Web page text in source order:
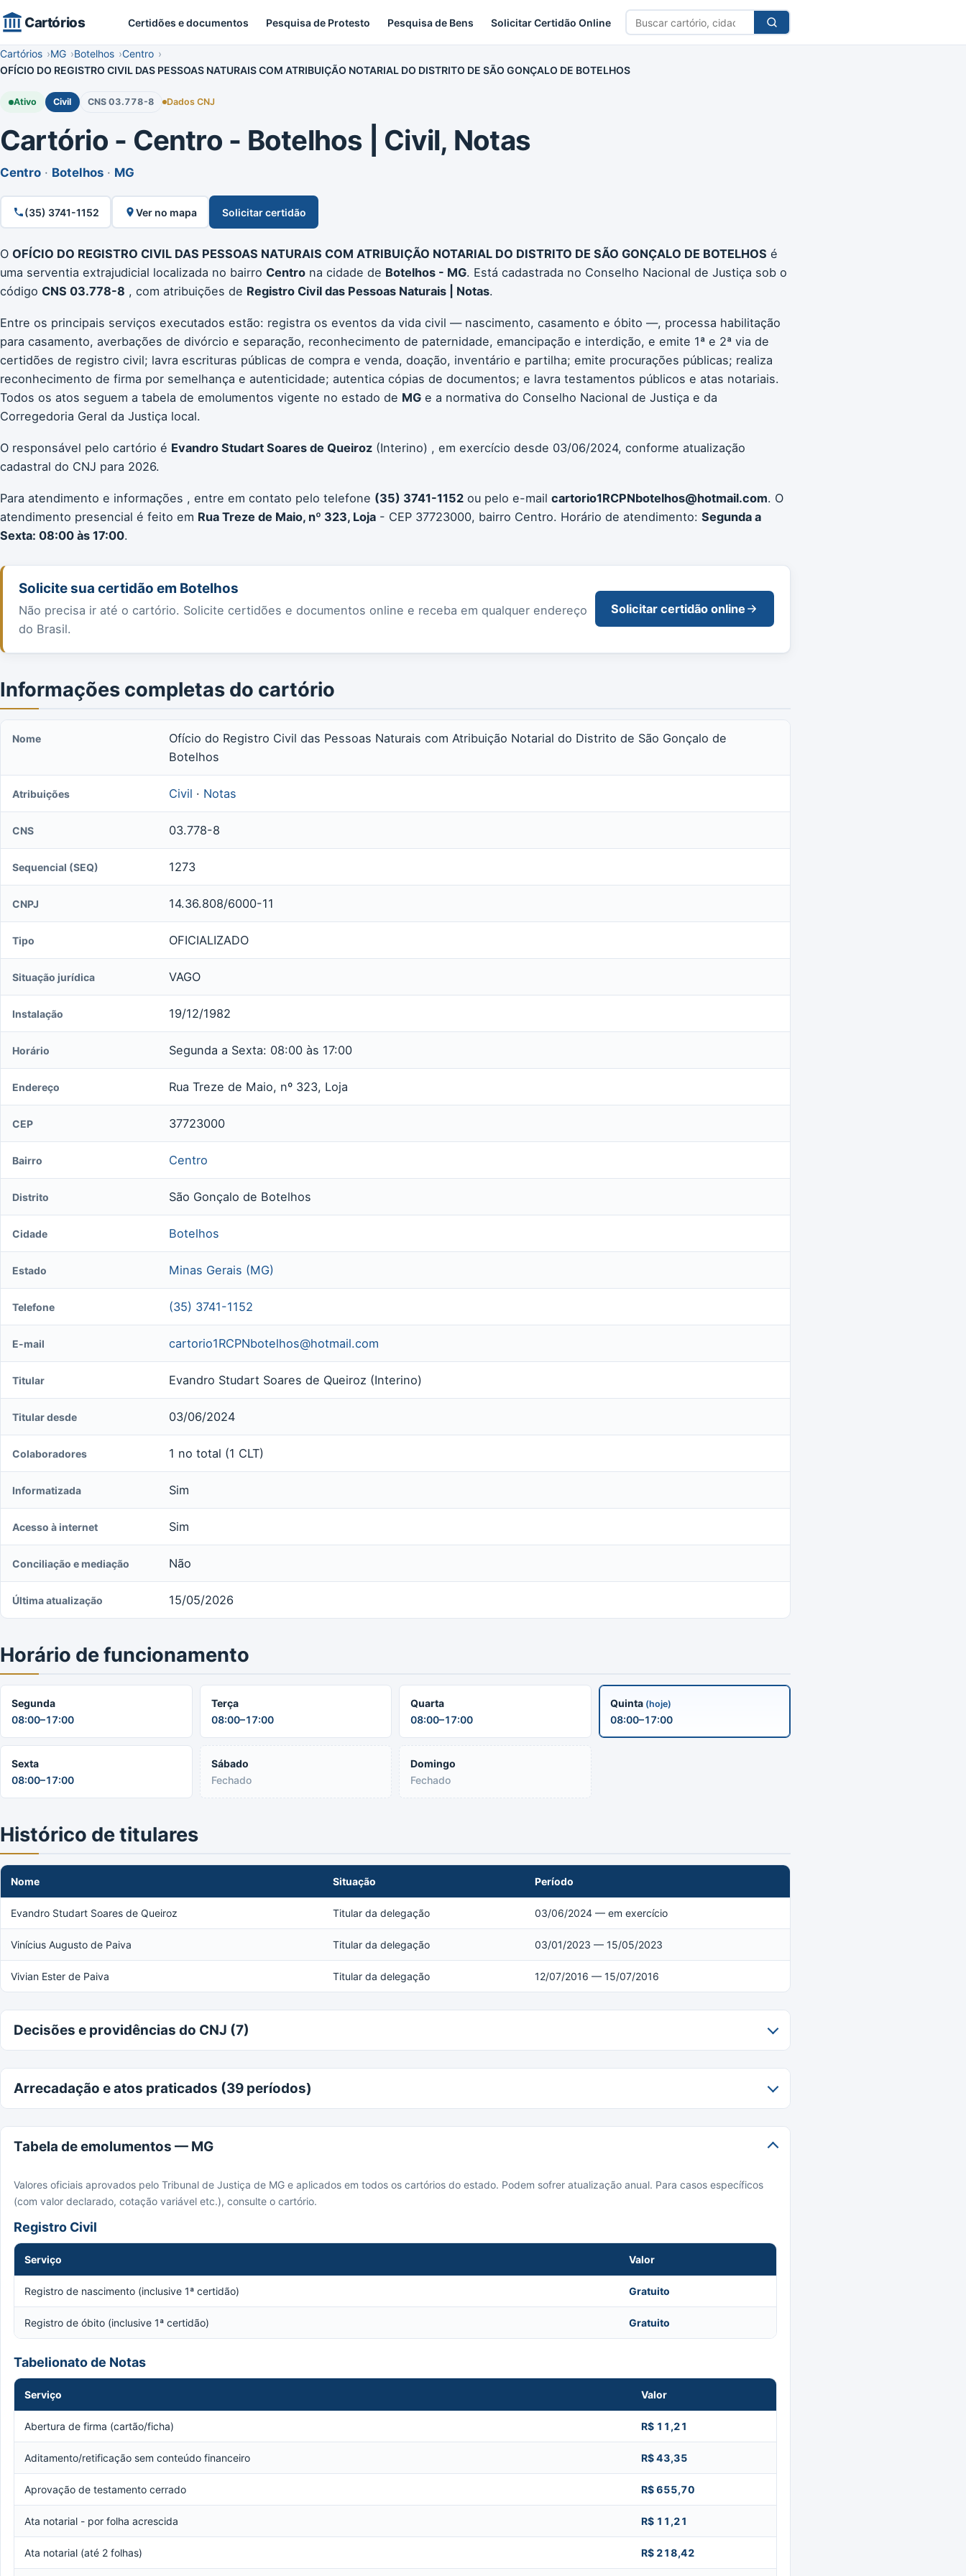
Cartórios Certidões e documentos Pesquisa de Protesto Pesquisa de Bens Solicitar Certidão Online
Buscar
cartório
Cartórios MG Botelhos
Centro
OFÍCIO DO REGISTRO CIVIL DAS PESSOAS NATURAIS COM ATRIBUIÇÃO NOTARIAL DO DISTRITO DE SÃO GONÇALO DE BOTELHOS
Ativo Civil CNS 03.778-8 Dados CNJ
Cartório - Centro - Botelhos | Civil, Notas
Centro · Botelhos · MG
(35) 3741-1152 Ver no mapa Solicitar certidão
O OFÍCIO DO REGISTRO CIVIL DAS PESSOAS NATURAIS COM ATRIBUIÇÃO NOTARIAL DO DISTRITO DE SÃO GONÇALO DE BOTELHOS é
uma serventia extrajudicial localizada no bairro Centro na cidade de Botelhos - MG. Está cadastrada no Conselho Nacional de Justiça sob o
código CNS 03.778-8 , com atribuições de Registro Civil das Pessoas Naturais | Notas.
Entre os principais serviços executados estão: registra os eventos da vida civil — nascimento, casamento e óbito —, processa habilitação
para casamento, averbações de divórcio e separação, reconhecimento de paternidade, emancipação e interdição, e emite 1ª e 2ª via de
certidões de registro civil; lavra escrituras públicas de compra e venda, doação, inventário e partilha; emite procurações públicas; realiza
reconhecimento de firma por semelhança e autenticidade; autentica cópias de documentos; e lavra testamentos públicos e atas notariais.
Todos os atos seguem a tabela de emolumentos vigente no estado de MG e a normativa do Conselho Nacional de Justiça e da
Corregedoria Geral da Justiça local.
O responsável pelo cartório é Evandro Studart Soares de Queiroz (Interino) , em exercício desde 03/06/2024, conforme atualização
cadastral do CNJ para 2026.
Para atendimento e informações , entre em contato pelo telefone (35) 3741-1152 ou pelo e-mail cartorio1RCPNbotelhos@hotmail.com. O
atendimento presencial é feito em Rua Treze de Maio, nº 323, Loja - CEP 37723000, bairro Centro. Horário de atendimento: Segunda a
Sexta: 08:00 às 17:00.
Solicite sua certidão em Botelhos
Não precisa ir até o cartório. Solicite certidões e documentos online e receba em qualquer endereço
do Brasil.
Solicitar certidão online
Informações completas do cartório
Nome
Ofício do Registro Civil das Pessoas Naturais com Atribuição Notarial do Distrito de São Gonçalo de
Botelhos
Atribuições Civil · Notas
CNS 03.778-8
Sequencial (SEQ) 1273
CNPJ 14.36.808/6000-11
Tipo OFICIALIZADO
Situação jurídica VAGO
Instalação 19/12/1982
Horário Segunda a Sexta: 08:00 às 17:00
Endereço Rua Treze de Maio, nº 323, Loja
CEP 37723000
Bairro Centro
Distrito São Gonçalo de Botelhos
Cidade Botelhos
Estado Minas Gerais (MG)
Telefone (35) 3741-1152
E-mail cartorio1RCPNbotelhos@hotmail.com
Titular Evandro Studart Soares de Queiroz (Interino)
Titular desde 03/06/2024
Colaboradores 1 no total (1 CLT)
Informatizada Sim
Acesso à internet Sim
Conciliação e mediação Não
Última atualização 15/05/2026
Horário de funcionamento
Segunda
08:00–17:00
Terça
08:00–17:00
Quarta
08:00–17:00
Quinta (hoje)
08:00–17:00
Sexta
08:00–17:00
Sábado
Fechado
Domingo
Fechado
Histórico de titulares
Nome Situação Período
Evandro Studart Soares de Queiroz Titular da delegação 03/06/2024 — em exercício
Vinícius Augusto de Paiva Titular da delegação 03/01/2023 — 15/05/2023
Vivian Ester de Paiva Titular da delegação 12/07/2016 — 15/07/2016
Decisões e providências do CNJ (7)
Arrecadação e atos praticados (39 períodos)
Tabela de emolumentos — MG
Valores oficiais aprovados pelo Tribunal de Justiça de MG e aplicados em todos os cartórios do estado. Podem sofrer atualização anual. Para casos específicos
(com valor declarado, cotação variável etc.), consulte o cartório.
Registro Civil
Serviço Valor
Registro de nascimento (inclusive 1ª certidão) Gratuito
Registro de óbito (inclusive 1ª certidão) Gratuito
Tabelionato de Notas
Serviço Valor
Abertura de firma (cartão/ficha) R$ 11,21
Aditamento/retificação sem conteúdo financeiro R$ 43,35
Aprovação de testamento cerrado R$ 655,70
Ata notarial - por folha acrescida R$ 11,21
Ata notarial (até 2 folhas) R$ 218,42